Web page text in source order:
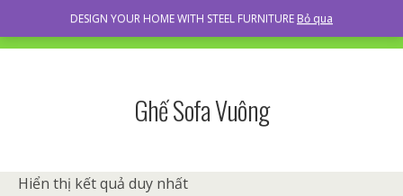
RECILS
Ghế Sofa Vuông
Hiển thị kết quả duy nhất
DESIGN YOUR HOME WITH STEEL FURNITURE Bỏ qua